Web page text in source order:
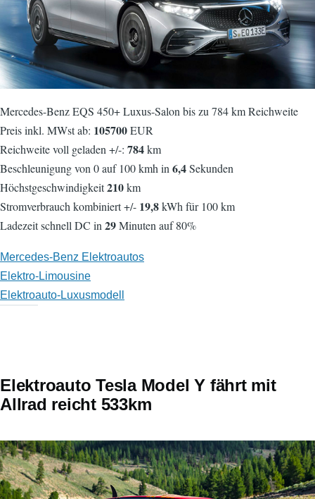
Mercedes-Benz EQS 450+ Luxus-Salon bis zu 784 km Reichweite
Preis inkl. MWst ab: 105700EUR
Reichweite voll geladen +/-: 784km
Beschleunigung von 0 auf 100 kmh in 6,4Sekunden
Höchstgeschwindigkeit210km
Stromverbrauch kombiniert +/- 19,8kWh für 100 km
Ladezeit schnell DC in 29Minuten auf 80%
Mercedes-Benz Elektroautos
Elektro-Limousine
Elektroauto-Luxusmodell
Elektroauto Tesla Model Y fährt mit
Allrad reicht 533km